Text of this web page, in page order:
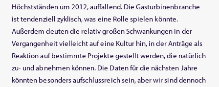
Höchstständen um 2012, auffallend. Die Gasturbinenbranche
ist tendenziell zyklisch, was eine Rolle spielen könnte.
Außerdem deuten die relativ großen Schwankungen in der
Vergangenheit vielleicht auf eine Kultur hin, in der Anträge als
Reaktion auf bestimmte Projekte gestellt werden, die natürlich
zu- und abnehmen können. Die Daten für die nächsten Jahre
könnten besonders aufschlussreich sein, aber wir sind dennoch